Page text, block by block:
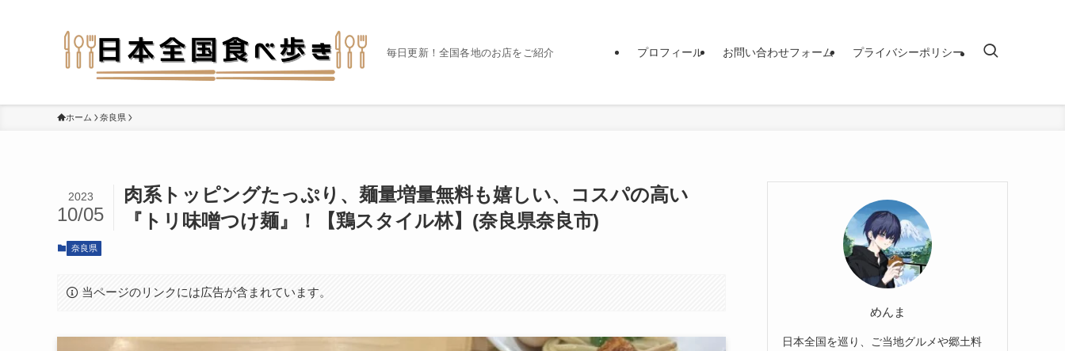
毎日更新！全国各地のお店をご紹介 プロフィール お問い合わせフォーム プライバシーポリシー
ホーム 奈良県
肉系トッピングたっぷり、麺量増量無料も嬉しい、コスパの高い
『トリ味噌つけ麺』！【鶏スタイル林】(奈良県奈良市)
2023
10/05
奈良県
当ページのリンクには広告が含まれています。
めんま
日本全国を巡り、ご当地グルメや郷土料